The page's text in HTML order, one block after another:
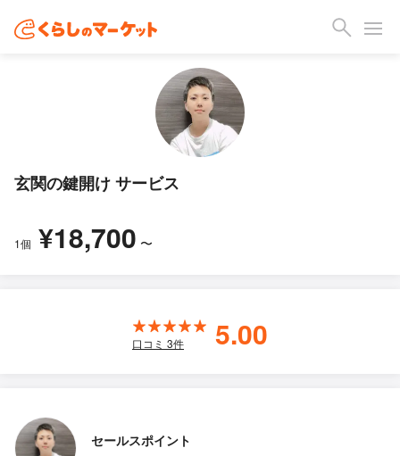
玄関の鍵開け サービス
1個 ¥18,700 〜
口コミ 3件 5.00
セールスポイント